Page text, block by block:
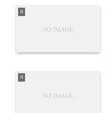
it
it